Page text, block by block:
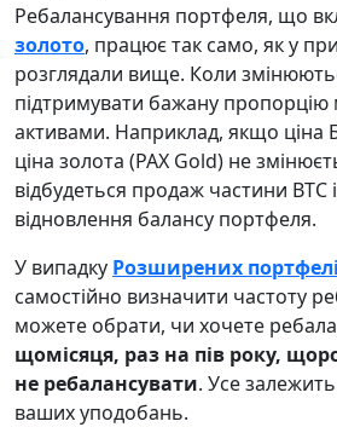
Ребалансування портфеля, що
золото, працює так само, як у
розглядали вище. Коли
підтримувати бажану
активами. Наприклад, якщо ціна
ціна золота (PAX Gold) не
відбудеться продаж частини BTC
відновлення балансу портфеля.
У випадку Розширених
самостійно визначити частоту
можете обрати, чи хочете
щомісяця, раз на пів року,
не ребалансувати. Усе
ваших уподобань.